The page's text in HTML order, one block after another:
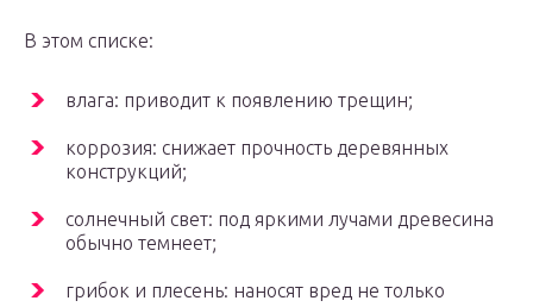
В этом списке:
влага: приводит к появлению трещин;
коррозия: снижает прочность деревянных
конструкций;
солнечный свет: под яркими лучами древесина
обычно темнеет;
грибок и плесень: наносят вред не только